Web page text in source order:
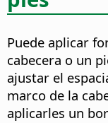
Puede aplicar
cabecera o un
ajustar el
marco de la
aplicarles un